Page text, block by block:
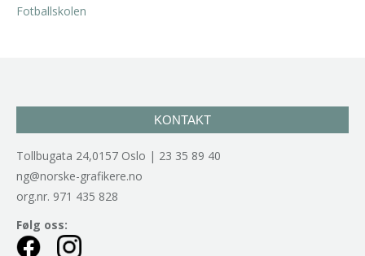
KONTAKT
Tollbugata 24,0157 Oslo | 23 35 89 40
ng@norske-grafikere.no
org.nr. 971 435 828
Følg oss: